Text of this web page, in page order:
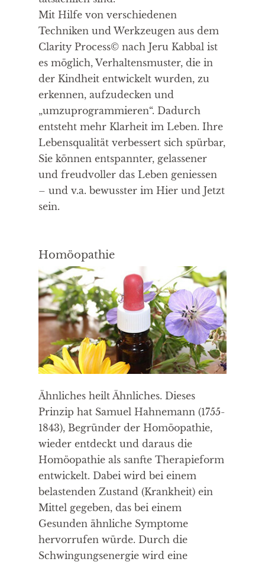
Mit Hilfe von verschiedenen
Techniken und Werkzeugen aus dem
Clarity Process© nach Jeru Kabbal ist
es möglich, Verhaltensmuster, die in
der Kindheit entwickelt wurden, zu
erkennen, aufzudecken und
„umzuprogrammieren“. Dadurch
entsteht mehr Klarheit im Leben. Ihre
Lebensqualität verbessert sich spürbar,
Sie können entspannter, gelassener
und freudvoller das Leben geniessen
– und v.a. bewusster im Hier und Jetzt
sein.
Homöopathie
Ähnliches heilt Ähnliches. Dieses
Prinzip hat Samuel Hahnemann (1755-
1843), Begründer der Homöopathie,
wieder entdeckt und daraus die
Homöopathie als sanfte Therapieform
entwickelt. Dabei wird bei einem
belastenden Zustand (Krankheit) ein
Mittel gegeben, das bei einem
Gesunden ähnliche Symptome
hervorrufen würde. Durch die
Schwingungsenergie wird eine